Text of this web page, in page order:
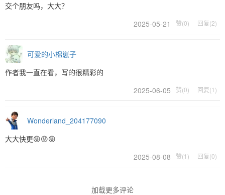
交个朋友吗，大大？
2025-05-21
赞(0) 回复(2)
可爱的小棉崽子
作者我一直在看，写的很精彩的
2025-06-05
赞(0) 回复(1)
Wonderland_204177090
大大快更😝😝😝
2025-08-08
赞(1) 回复(0)
加载更多评论